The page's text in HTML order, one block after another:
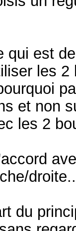
qui est
les
et non
les 2
du